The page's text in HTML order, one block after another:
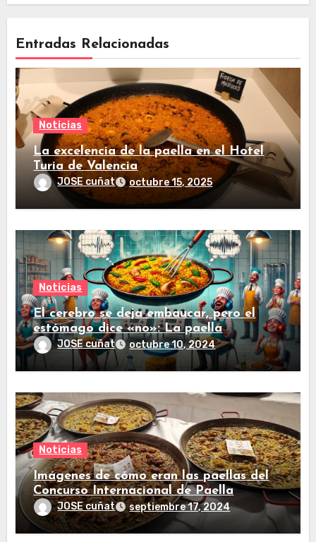
Entradas Relacionadas
Noticias
La excelencia de la paella en el Hotel
Turia de Valencia
JOSE cuñat octubre 15, 2025
Noticias
El cerebro se deja embaucar, pero el
estómago dice «no»: La paella
procesada no tiene nada que hacer
contra la tradicional
JOSE cuñat octubre 10, 2024
Noticias
Imágenes de cómo eran las paellas del
Concurso Internacional de Paella
Valenciana de Sueca 2024
JOSE cuñat septiembre 17, 2024